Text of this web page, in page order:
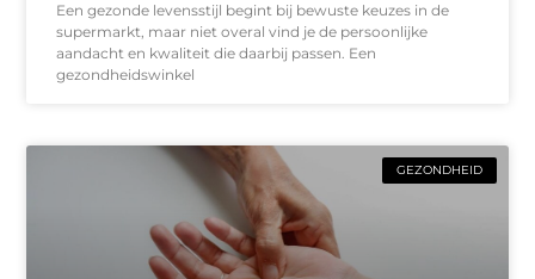
Een gezonde levensstijl begint bij bewuste keuzes in de
supermarkt, maar niet overal vind je de persoonlijke
aandacht en kwaliteit die daarbij passen. Een
gezondheidswinkel
GEZONDHEID